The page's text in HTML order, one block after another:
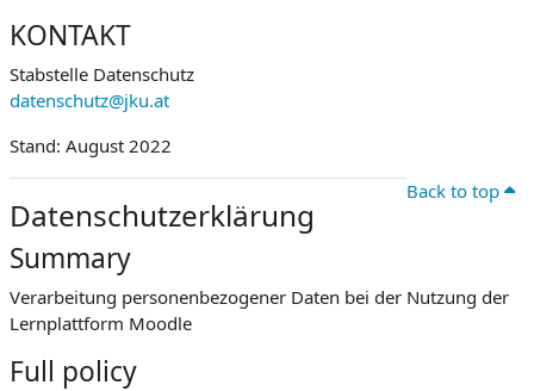
KONTAKT
Stabstelle Datenschutz
datenschutz@jku.at
Stand: August 2022
Back to top
Datenschutzerklärung
Summary
Verarbeitung personenbezogener Daten bei der Nutzung der
Lernplattform Moodle
Full policy